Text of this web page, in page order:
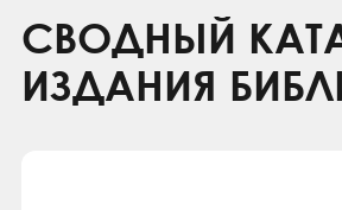
СВОДНЫЙ
ИЗДАНИЯ